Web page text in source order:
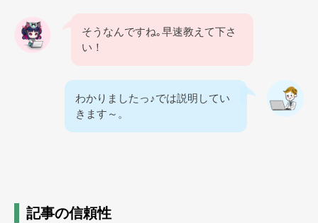
そうなんですね｡早速教えて下さ
い！
わかりましたっ♪では説明してい
きます～。
記事の信頼性